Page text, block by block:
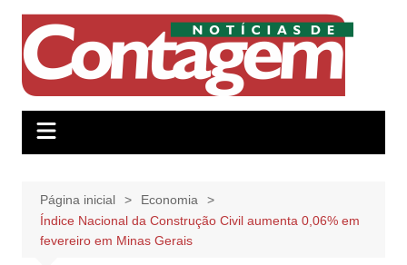
conteúdo
Página inicial
Economia
Índice Nacional da Construção Civil aumenta 0,06% em
fevereiro em Minas Gerais